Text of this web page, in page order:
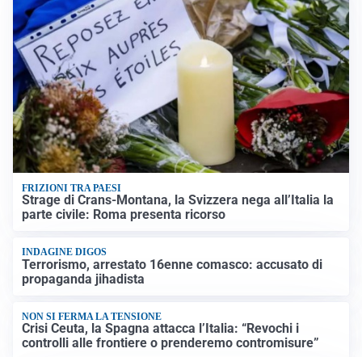
FRIZIONI TRA PAESI
Strage di Crans-Montana, la Svizzera nega all’Italia la
parte civile: Roma presenta ricorso
INDAGINE DIGOS
Terrorismo, arrestato 16enne comasco: accusato di
propaganda jihadista
NON SI FERMA LA TENSIONE
Crisi Ceuta, la Spagna attacca l’Italia: “Revochi i
controlli alle frontiere o prenderemo contromisure”